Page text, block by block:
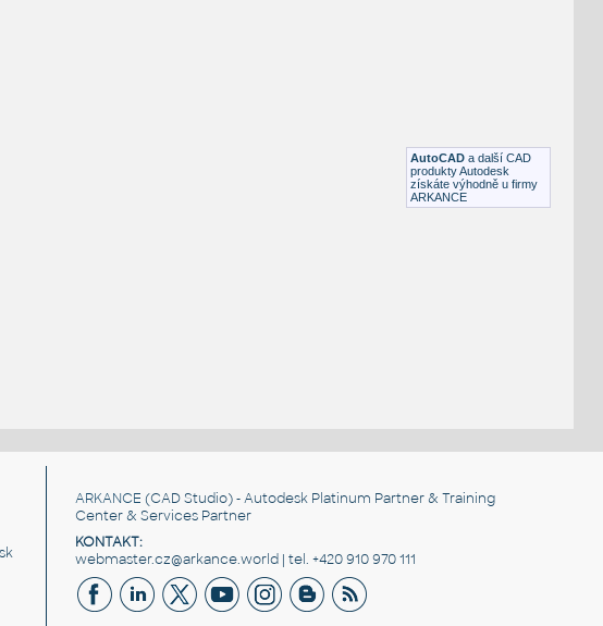
AutoCAD a další CAD
produkty Autodesk
získáte výhodně u firmy
ARKANCE
ARKANCE (CAD Studio) - Autodesk Platinum Partner & Training
Center & Services Partner
KONTAKT:
webmaster.cz@arkance.world | tel. +420 910 970 111